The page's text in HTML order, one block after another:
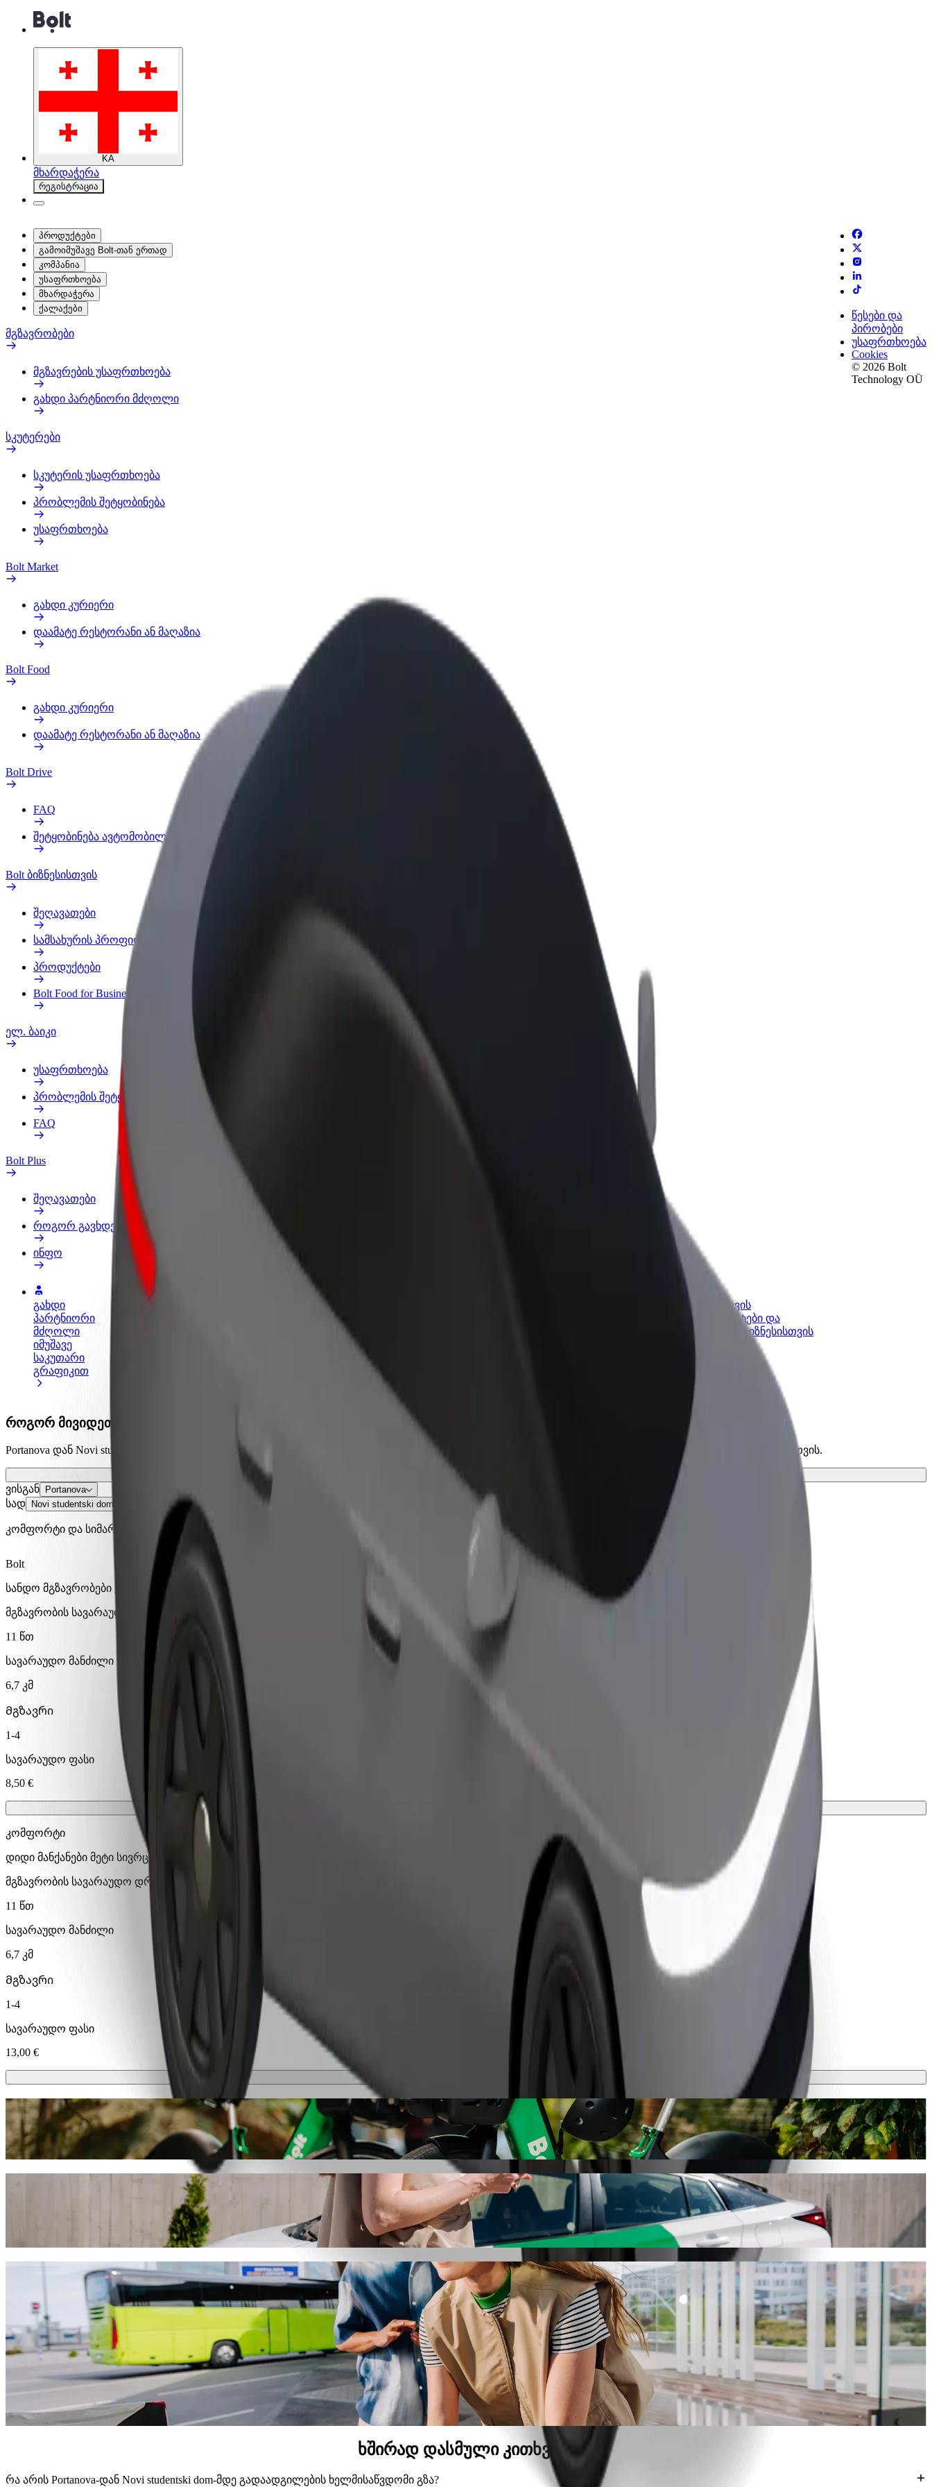
KA
მხარდაჭერა
რეგისტრაცია
პროდუქტები
გამოიმუშავე Bolt-თან ერთად
კომპანია
უსაფრთხოება
მხარდაჭერა
ქალაქები
მგზავრობები
მგზავრების უსაფრთხოება
გახდი პარტნიორი მძღოლი
სკუტერები
სკუტერის უსაფრთხოება
პრობლემის შეტყობინება
უსაფრთხოება
Bolt Market
გახდი კურიერი
დაამატე რესტორანი ან მაღაზია
Bolt Food
გახდი კურიერი
დაამატე რესტორანი ან მაღაზია
Bolt Drive
FAQ
შეტყობინება ავტომობილზე
Bolt ბიზნესისთვის
შეღავათები
სამსახურის პროფილი
პროდუქტები
Bolt Food for Business
ელ. ბაიკი
უსაფრთხოება
პრობლემის შეტყობინება
FAQ
Bolt Plus
შეღავათები
როგორ გავხდე გამომწერი
ინფო
გახდი
პარტნიორი
მძღოლი
იმუშავე
საკუთარი
გრაფიკით
დაამატე რესტორანი ან
მაღაზია
მოიზიდე მეტი მომხმარებელი
და გაზარდე გაყიდვები
Bolt ბიზნესისთვის
Bolt-ის პროდუქტები და
სერვისები, შენი ბიზნესისთვის
წესები და
პირობები
უსაფრთხოება
Cookies
© 2026 Bolt
Technology OÜ
როგორ მივიდეთ Portanova დან Novi studentski dom მდე
Portanova დან Novi studentski dom მდე გადაადგილების საუკეთესო გზას ეძებ? აღმოაჩინე ჩვენი სერვისები და იპოვე საუკეთესო ვარიანტი შენი მგზავრობისთვის.
გადმოწერე აპლიკაცია
ვისგან Portanova
სად Novi studentski dom
კომფორტი და სიმარტივე შენს ხელთაა!
Bolt
სანდო მგზავრობები ყოველდღიური საშუალო ზომის ავტომობილებით.
მგზავრობის სავარაუდო დრო
11 წთ
სავარაუდო მანძილი
6,7 კმ
Მგზავრი
1-4
სავარაუდო ფასი
8,50 €
კომფორტი
დიდი მანქანები მეტი სივრცით
მგზავრობის სავარაუდო დრო
11 წთ
სავარაუდო მანძილი
6,7 კმ
Მგზავრი
1-4
სავარაუდო ფასი
13,00 €
სკუტერები ან ელექტრო-ველოსიპედები
გადაადგილდი ოსიეკი-ში სკუტერით ან ელექტრო-ველოსიპედით
გადმოწერე Bolt
გადაადგილდი Portanova-დან Novi studentski dom-მდე Bolt-ით
ჩვენ რეკომენდაციას ვუწევთ Bolt-ის სერვისების გამოყენებას, თუ ეძებ Novi studentski dom-მდე გადაადგილების საუკეთესო გზას. Bolt-თან ერთად ეს მგზავრობა დაახლოებით 11 წთ
გაგრძელდება და დაახლოებით 8,50 € EUR დაჯდება. ნებისმიერ დროს, ჩვენ შენთვის შესაფერის ავტომობილს მოვძებნით.
Bolt სერვისები Portanova-დან Novi studentski dom-მდე მისასვლელად
ბევრი ბარგი გაქვს? შეუკვეთე XL კატეგორია 6 ადამიანამდე.
გჭირდებათ გამორჩეული მგზავრობა? სცადეთ Bolt-ის პრემიუმ კატეგორია.
ბავშვებთან ერთად მგზავრობ? შეუკვეთე ავტომობილი საბავშვო სავარძლით.
შინაური ცხოველი გყავს თან? სცადე ჩვენი მგზავრობები, სადაც შინაური ცხოველების თან წაყვანა შეიძლება.
Assist კატეგორია ადაპტირებულია ეტლისთვის (WAV).
ისიამოვნე კომფორტული ავტომობილებით ხელმისაწვდომ ფასად Bolt Basic-თან ერთად.
გადმოწერე Bolt
ხშირად დასმული კითხვები
რა არის Portanova-დან Novi studentski dom-მდე გადაადგილების ხელმისაწვდომი გზა?